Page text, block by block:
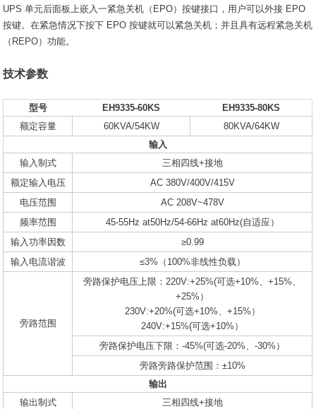
UPS 单元后面板上嵌入一紧急关机（EPO）按键接口，用户可以外接 EPO
按键。在紧急情况下按下 EPO 按键就可以紧急关机；并且具有远程紧急关机
（REPO）功能。
技术参数
型号 EH9335-60KS
EH9335-80KS
额定容量
60KVA/54KW
80KVA/64KW
输入
输入制式
三相四线+接地
额定输入电压
AC 380V/400V/415V
电压范围
AC 208V~478V
频率范围
45-55Hz at50Hz/54-66Hz at60Hz(自适应）
输入功率因数
≥0.99
输入电流谐波
≤3%（100%非线性负载）
旁路范围
旁路保护电压上限：220V:+25%(可选+10%、+15%、
+25%）
230V:+20%(可选+10%、+15%）
240V:+15%(可选+10%）
旁路保护电压下限：-45%(可选-20%、-30%）
旁路旁路保护范围：±10%
输出
输出制式
三相四线+接地